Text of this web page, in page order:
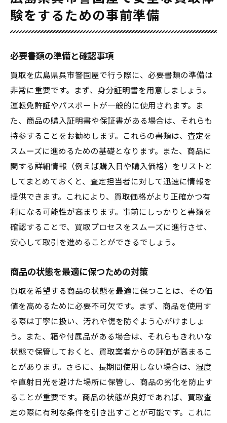
験をするための事前準備
必要書類の準備と確認事項
買取を広島県呉市警固屋で行う際に、必要書類の準備は
非常に重要です。まず、身分証明書を用意しましょう。
運転免許証やパスポートが一般的に使用されます。ま
た、商品の購入証明書や保証書がある場合は、それらも
持参することをお勧めします。これらの書類は、査定を
スムーズに進めるための基礎となります。また、商品に
関する詳細情報（例えば購入日や購入価格）をリストと
してまとめておくと、査定担当者に対して迅速に情報を
提供できます。これにより、買取価格がより正確かつ有
利になる可能性が高まります。事前にしっかりと書類を
確認することで、買取プロセスをスムーズに進行させ、
安心して取引を進めることができるでしょう。
商品の状態を最適に保つための対策
買取を希望する商品の状態を最適に保つことは、その価
値を高めるために必要不可欠です。まず、商品を使用す
る際は丁寧に扱い、汚れや傷を防ぐよう心がけましょ
う。また、箱や付属品がある場合は、それらもきれいな
状態で保管しておくと、買取業者からの評価が高まるこ
とがあります。さらに、長期間使用しない場合は、湿度
や直射日光を避けた場所に保管し、商品の劣化を防止す
ることが重要です。商品の状態が良好であれば、買取査
定の際に有利な条件を引き出すことが可能です。これに